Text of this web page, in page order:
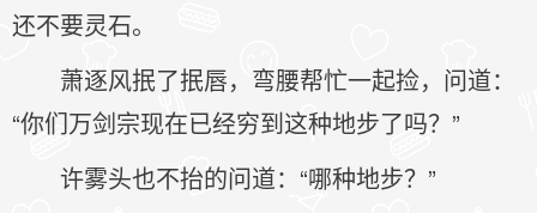
还不要灵石。
萧逐风抿了抿唇，弯腰帮忙一起捡，问道：
“你们万剑宗现在已经穷到这种地步了吗？”
许雾头也不抬的问道：“哪种地步？”